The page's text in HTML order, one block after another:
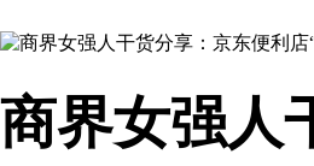
商界女强人